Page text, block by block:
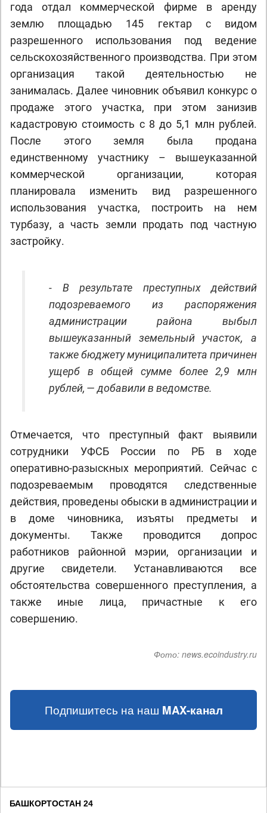
года отдал коммерческой фирме в аренду
землю площадью 145 гектар с видом
разрешенного использования под ведение
сельскохозяйственного производства. При этом
организация такой деятельностью не
занималась. Далее чиновник объявил конкурс о
продаже этого участка, при этом занизив
кадастровую стоимость с 8 до 5,1 млн рублей.
После этого земля была продана
единственному участнику – вышеуказанной
коммерческой организации, которая
планировала изменить вид разрешенного
использования участка, построить на нем
турбазу, а часть земли продать под частную
застройку.
- В результате преступных действий
подозреваемого из распоряжения
администрации района выбыл
вышеуказанный земельный участок, а
также бюджету муниципалитета причинен
ущерб в общей сумме более 2,9 млн
рублей, — добавили в ведомстве.
Отмечается, что преступный факт выявили
сотрудники УФСБ России по РБ в ходе
оперативно-разыскных мероприятий. Сейчас с
подозреваемым проводятся следственные
действия, проведены обыски в администрации и
в доме чиновника, изъяты предметы и
документы. Также проводится допрос
работников районной мэрии, организации и
другие свидетели. Устанавливаются все
обстоятельства совершенного преступления, а
также иные лица, причастные к его
совершению.
Фото: news.ecoindustry.ru
Подпишитесь на наш MAX-канал
БАШКОРТОСТАН 24